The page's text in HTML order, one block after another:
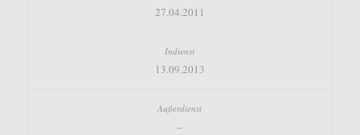
27.04.2011
13.09.2013
–